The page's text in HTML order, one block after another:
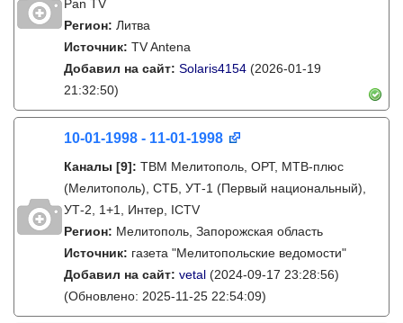
Pan TV
Регион: Литва
Источник: TV Antena
Добавил на сайт: Solaris4154 (2026-01-19
21:32:50)
10-01-1998 - 11-01-1998
Каналы [9]: ТВМ Мелитополь, ОРТ, МТВ-плюс
(Мелитополь), СТБ, УТ-1 (Первый национальный),
УТ-2, 1+1, Интер, ICTV
Регион: Мелитополь, Запорожская область
Источник: газета "Мелитопольские ведомости"
Добавил на сайт: vetal (2024-09-17 23:28:56)
(Обновлено: 2025-11-25 22:54:09)